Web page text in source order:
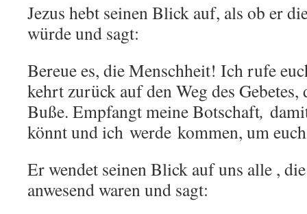
Jezus hebt seinen Blick auf, als ob er
würde und sagt:
Bereue es, die Menschheit! Ich rufe
kehrt zurück auf den Weg des
Buße. Empfangt meine Botschaft,
könnt und ich werde kommen, um
Er wendet seinen Blick auf uns alle ,
anwesend waren und sagt: